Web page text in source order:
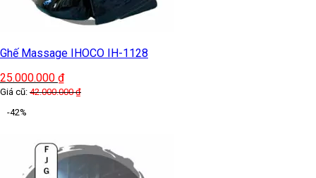
Ghế Massage IHOCO IH-1128
25.000.000 ₫
Giá cũ: 42.000.000₫
-42%